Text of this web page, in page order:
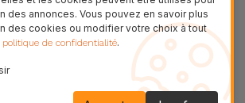
silicone pour iPhone ont une
et de qualité, avec une
trois couches, pour éviter au
et les casses !
couche de silicone liquide
des annonces. Vous pouvez en savoir plus
des cookies ou modifier votre choix à tout
politique de confidentialité.